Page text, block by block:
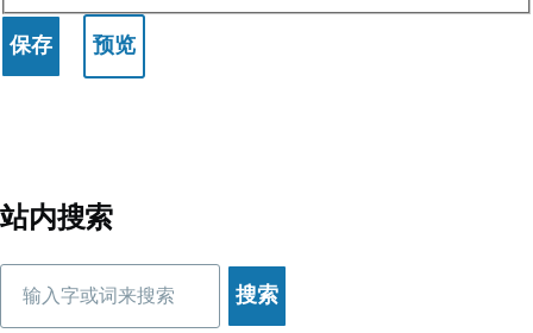
站内搜索